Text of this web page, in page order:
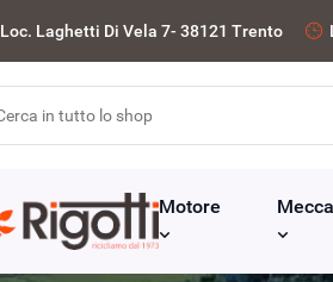
Loc. Laghetti Di Vela 7- 38121 Trento
Motore